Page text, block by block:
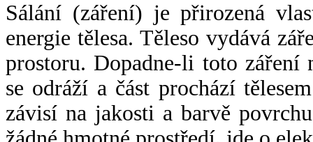
Sálání (záření) je přirozená
energie tělesa. Těleso vydává
prostoru. Dopadne-li toto záření
se odráží a část prochází
závisí na jakosti a barvě